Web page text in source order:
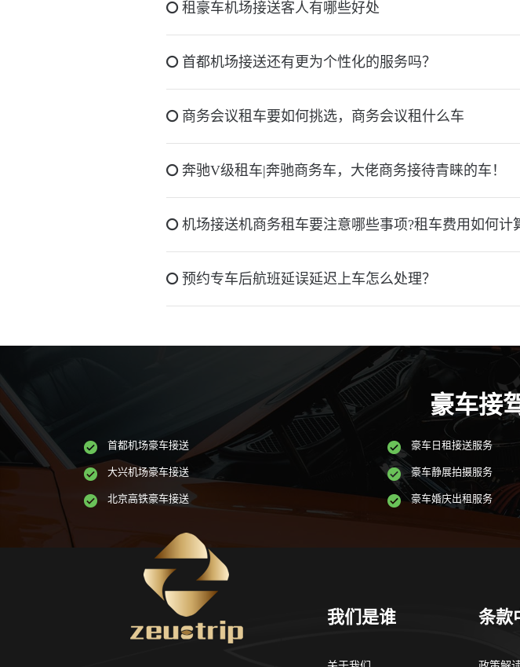
租豪车机场接送客人有哪些好处
首都机场接送还有更为个性化的服务吗？
商务会议租车要如何挑选，商务会议租什么车
奔驰V级租车|奔驰商务车，大佬商务接待青睐的车！
机场接送机商务租车要注意哪些事项?租车费用如何计
预约专车后航班延误延迟上车怎么处理？
豪车接
首都机场豪车接送
大兴机场豪车接送
北京高铁豪车接送
豪车日租接送服务
豪车静展拍摄服务
豪车婚庆出租服务
我们是谁 条款